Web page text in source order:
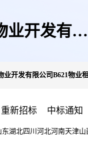
业开发有限
业开发有限公司B621物业
重新招标 中标通知
东湖北四川 河北河南天津山